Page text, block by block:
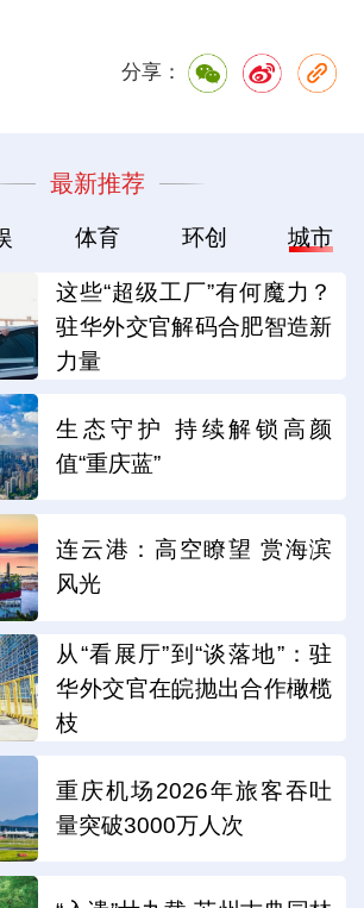
分享：
最新推荐
体育 环创 城市
这些“超级工厂”有何魔力？
驻华外交官解码合肥智造新
力量
生态守护 持续解锁高颜
值“重庆蓝”
连云港：高空瞭望 赏海滨
风光
从“看展厅”到“谈落地”：驻
华外交官在皖抛出合作橄榄
枝
重庆机场2026年旅客吞吐
量突破3000万人次